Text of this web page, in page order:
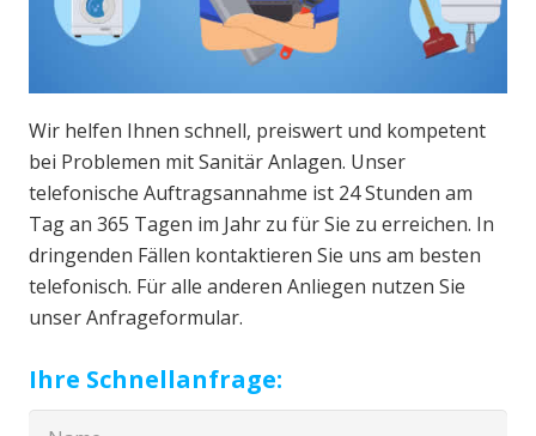
Wir helfen Ihnen schnell, preiswert und kompetent
bei Problemen mit Sanitär Anlagen. Unser
telefonische Auftragsannahme ist 24 Stunden am
Tag an 365 Tagen im Jahr zu für Sie zu erreichen. In
dringenden Fällen kontaktieren Sie uns am besten
telefonisch. Für alle anderen Anliegen nutzen Sie
unser Anfrageformular.
Ihre Schnellanfrage: